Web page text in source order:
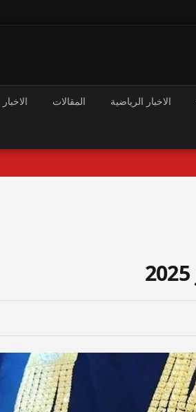
الاخبار الرياضية المقالات